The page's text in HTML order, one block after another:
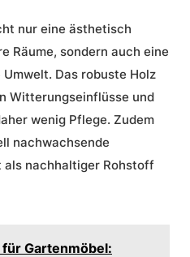
nur eine ästhetisch
Räume, sondern auch eine
Das robuste Holz
Witterungseinflüsse und
wenig Pflege. Zudem
nachwachsende
als nachhaltiger Rohstoff
Gartenmöbel: